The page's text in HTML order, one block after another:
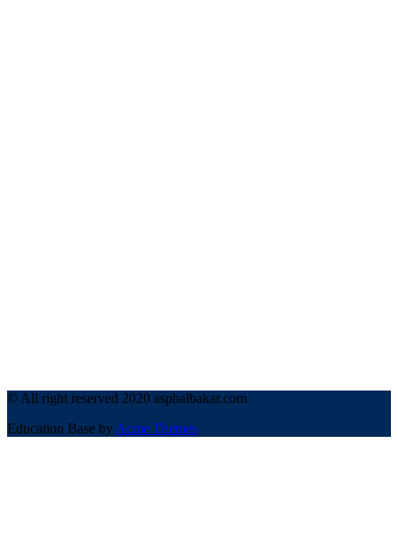
© All right reserved 2020 asphalbakar.com
Education Base byAcme Themes